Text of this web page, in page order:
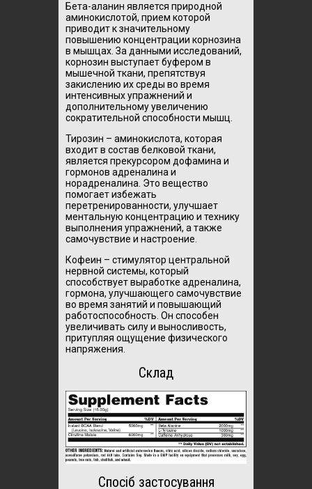
Бета-аланин является природной
аминокислотой, прием которой
приводит к значительному
повышению концентрации корнозина
в мышцах. За данными исследований,
корнозин выступает буфером в
мышечной ткани, препятствуя
закислению их среды во время
интенсивных упражнений и
дополнительному увеличению
сократительной способности мышц.
Тирозин – аминокислота, которая
входит в состав белковой ткани,
является прекурсором дофамина и
гормонов адреналина и
норадреналина. Это вещество
помогает избежать
перетренированности, улучшает
ментальную концентрацию и технику
выполнения упражнений, а также
самочувствие и настроение.
Кофеин – стимулятор центральной
нервной системы, который
способствует выработке адреналина,
гормона, улучшающего самочувствие
во время занятий и повышающий
работоспособность. Он способен
увеличивать силу и выносливость,
притупляя ощущение физического
напряжения.
Склад
Спосіб застосування